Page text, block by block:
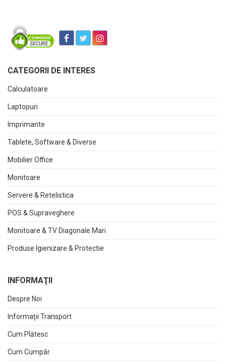
CATEGORII DE INTERES
Calculatoare
Laptopuri
Imprimante
Tablete, Software & Diverse
Mobilier Office
Monitoare
Servere & Retelistica
POS & Supraveghere
Monitoare & TV Diagonale Mari
Produse Igienizare & Protectie
INFORMAŢII
Despre Noi
Informații Transport
Cum Plătesc
Cum Cumpăr